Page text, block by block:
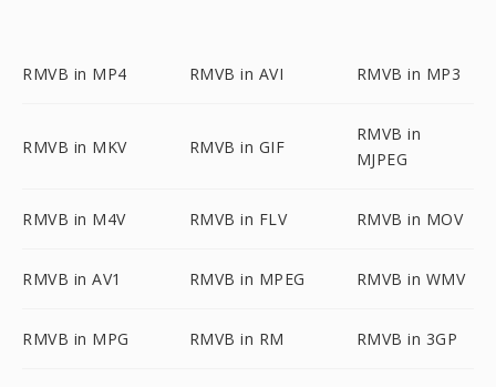
RMVB in MP4 RMVB in AVI RMVB in MP3
RMVB in MKV RMVB in GIF
RMVB in
MJPEG
RMVB in M4V RMVB in FLV RMVB in MOV
RMVB in AV1 RMVB in MPEG RMVB in WMV
RMVB in MPG RMVB in RM RMVB in 3GP